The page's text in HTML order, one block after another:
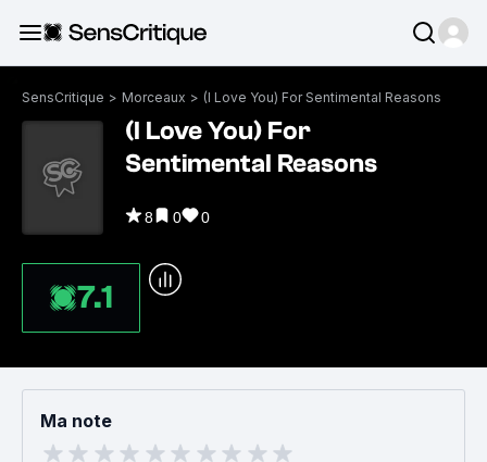
SensCritique > Morceaux > (I Love You) For Sentimental Reasons
(I Love You) For
Sentimental Reasons
8 0 0
7.1
Ma note